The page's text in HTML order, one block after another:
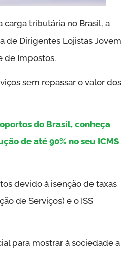
tributária no Brasil, a
de Dirigentes Lojistas Jovem
de Impostos.
sem repassar o valor dos
do Brasil, conheça
de até 90% no seu ICMS
devido à isenção de taxas
de Serviços) e o ISS
para mostrar à sociedade a